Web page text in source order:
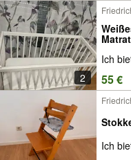
2
Ich
55 €
Ich